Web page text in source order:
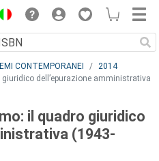
CONTEMPORANEI
2014
dell’epurazione amministrativa
il quadro giuridico
(1943-